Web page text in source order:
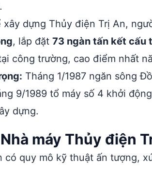
xây dựng Thủy điện Trị An,
, lắp đặt 73 ngàn tấn kết cấu
công trường, cao điểm nhất
Tháng 1/1987 ngăn sông
9/1989 tổ máy số 4 khởi
dựng.
máy Thủy điện
có quy mô kỹ thuật ấn tượng,